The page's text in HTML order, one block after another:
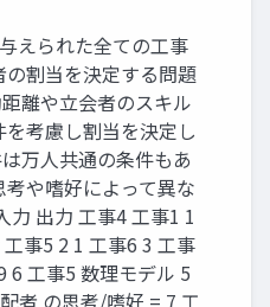
えられた全ての工事
の割当を決定する問題
離や立会者のスキル
考慮し割当を決定し
万人共通の条件もあ
や嗜好によって異な
力 出力 工事4 工事1 1
事5 2 1 工事6 3 工事
6 工事5 数理モデル 5